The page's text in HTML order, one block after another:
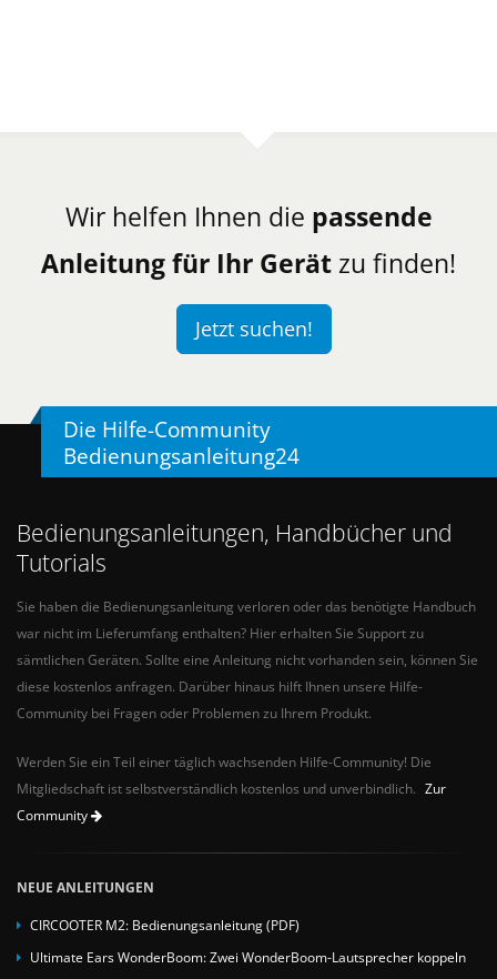
Wir helfen Ihnen die passende
Anleitung für Ihr Gerät zu finden!
Jetzt suchen!
Die Hilfe-Community
Bedienungsanleitung24
Bedienungsanleitungen, Handbücher und
Tutorials
Sie haben die Bedienungsanleitung verloren oder das benötigte Handbuch
war nicht im Lieferumfang enthalten? Hier erhalten Sie Support zu
sämtlichen Geräten. Sollte eine Anleitung nicht vorhanden sein, können Sie
diese kostenlos anfragen. Darüber hinaus hilft Ihnen unsere Hilfe-
Community bei Fragen oder Problemen zu Ihrem Produkt.
Werden Sie ein Teil einer täglich wachsenden Hilfe-Community! Die
Mitgliedschaft ist selbstverständlich kostenlos und unverbindlich. Zur
Community
NEUE ANLEITUNGEN
CIRCOOTER M2: Bedienungsanleitung (PDF)
Ultimate Ears WonderBoom: Zwei WonderBoom-Lautsprecher koppeln